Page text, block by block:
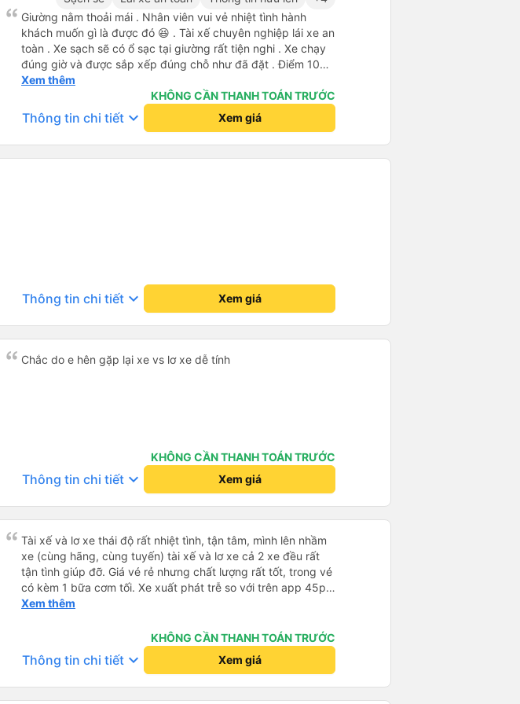
Giường nằm thoải mái . Nhân viên vui vẻ nhiệt tình hành
khách muốn gì là được đó 😆 . Tài xế chuyên nghiệp lái xe an
toàn . Xe sạch sẽ có ổ sạc tại giường rất tiện nghi . Xe chạy
đúng giờ và được sắp xếp đúng chỗ như đã đặt . Điểm 10
cho hoàng long đỏ 👍
Xem thêm
KHÔNG CẦN THANH TOÁN TRƯỚC
Thông tin chi tiết keyboard_arrow_down Xem giá
Thông tin chi tiết keyboard_arrow_down Xem giá
Chắc do e hên gặp lại xe vs lơ xe dễ tính
KHÔNG CẦN THANH TOÁN TRƯỚC
Thông tin chi tiết keyboard_arrow_down Xem giá
Tài xế và lơ xe thái độ rất nhiệt tình, tận tâm, mình lên nhầm
xe (cùng hãng, cùng tuyến) tài xế và lơ xe cả 2 xe đều rất
tận tình giúp đỡ. Giá vé rẻ nhưng chất lượng rất tốt, trong vé
có kèm 1 bữa cơm tối. Xe xuất phát trễ so với trên app 45p,
nhưng do bão nên trời mưa rất to, có thể thông cảm được.
Xem thêm
KHÔNG CẦN THANH TOÁN TRƯỚC
Thông tin chi tiết keyboard_arrow_down Xem giá